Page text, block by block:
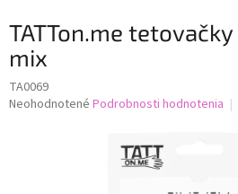
TATTon.me
mix
TA0069
Priemerné
Neohodnotené Podrobnosti hodnotenia